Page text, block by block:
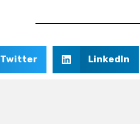
Twitter LinkedIn